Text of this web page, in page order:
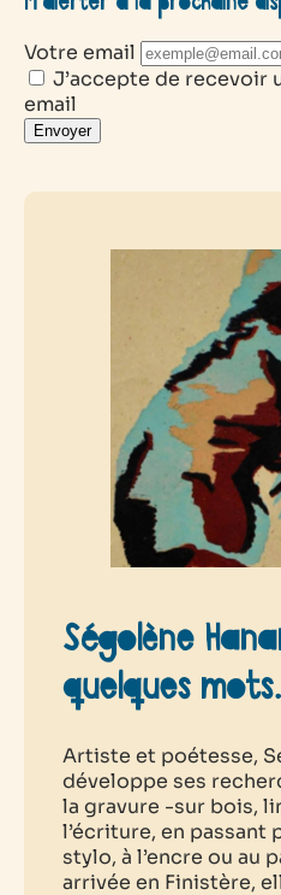
Votre email
J’accepte de recevoir
email
Envoyer
Ségolène
quelques
Artiste et poétesse,
développe ses
la gravure -sur bois,
l’écriture, en passant
stylo, à l’encre ou au
arrivée en Finistère,